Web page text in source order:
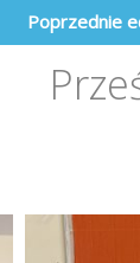
Poprzednie